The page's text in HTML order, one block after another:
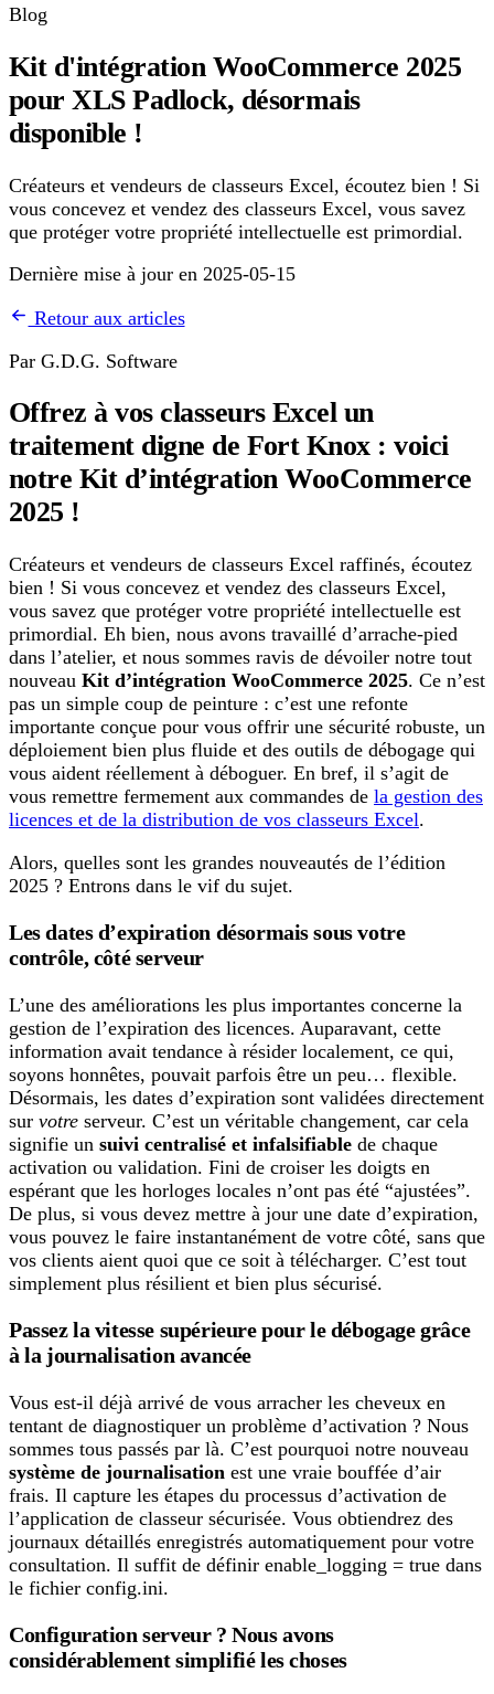
Blog
Kit d'intégration WooCommerce 2025
pour XLS Padlock, désormais
disponible !
Créateurs et vendeurs de classeurs Excel, écoutez bien ! Si
vous concevez et vendez des classeurs Excel, vous savez
que protéger votre propriété intellectuelle est primordial.
Dernière mise à jour en 2025-05-15
Retour aux articles
Par G.D.G. Software
Offrez à vos classeurs Excel un
traitement digne de Fort Knox : voici
notre Kit d’intégration WooCommerce
2025 !
Créateurs et vendeurs de classeurs Excel raffinés, écoutez
bien ! Si vous concevez et vendez des classeurs Excel,
vous savez que protéger votre propriété intellectuelle est
primordial. Eh bien, nous avons travaillé d’arrache-pied
dans l’atelier, et nous sommes ravis de dévoiler notre tout
nouveau Kit d’intégration WooCommerce 2025. Ce n’est
pas un simple coup de peinture : c’est une refonte
importante conçue pour vous offrir une sécurité robuste, un
déploiement bien plus fluide et des outils de débogage qui
vous aident réellement à déboguer. En bref, il s’agit de
vous remettre fermement aux commandes de la gestion des
licences et de la distribution de vos classeurs Excel.
Alors, quelles sont les grandes nouveautés de l’édition
2025 ? Entrons dans le vif du sujet.
Les dates d’expiration désormais sous votre
contrôle, côté serveur
L’une des améliorations les plus importantes concerne la
gestion de l’expiration des licences. Auparavant, cette
information avait tendance à résider localement, ce qui,
soyons honnêtes, pouvait parfois être un peu… flexible.
Désormais, les dates d’expiration sont validées directement
sur votre serveur. C’est un véritable changement, car cela
signifie un suivi centralisé et infalsifiable de chaque
activation ou validation. Fini de croiser les doigts en
espérant que les horloges locales n’ont pas été “ajustées”.
De plus, si vous devez mettre à jour une date d’expiration,
vous pouvez le faire instantanément de votre côté, sans que
vos clients aient quoi que ce soit à télécharger. C’est tout
simplement plus résilient et bien plus sécurisé.
Passez la vitesse supérieure pour le débogage grâce
à la journalisation avancée
Vous est-il déjà arrivé de vous arracher les cheveux en
tentant de diagnostiquer un problème d’activation ? Nous
sommes tous passés par là. C’est pourquoi notre nouveau
système de journalisation est une vraie bouffée d’air
frais. Il capture les étapes du processus d’activation de
l’application de classeur sécurisée. Vous obtiendrez des
journaux détaillés enregistrés automatiquement pour votre
consultation. Il suffit de définir enable_logging = true dans
le fichier config.ini.
Configuration serveur ? Nous avons
considérablement simplifié les choses